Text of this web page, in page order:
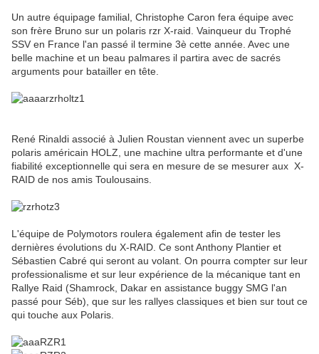
Un autre équipage familial, Christophe Caron fera équipe avec
son frère Bruno sur un polaris rzr X-raid. Vainqueur du Trophé
SSV en France l'an passé il termine 3è cette année. Avec une
belle machine et un beau palmares il partira avec de sacrés
arguments pour batailler en tête.
René Rinaldi associé à Julien Roustan viennent avec un superbe
polaris américain HOLZ, une machine ultra performante et d'une
fiabilité exceptionnelle qui sera en mesure de se mesurer aux X-
RAID de nos amis Toulousains.
L'équipe de Polymotors roulera également afin de tester les
dernières évolutions du X-RAID. Ce sont Anthony Plantier et
Sébastien Cabré qui seront au volant. On pourra compter sur leur
professionalisme et sur leur expérience de la mécanique tant en
Rallye Raid (Shamrock, Dakar en assistance buggy SMG l'an
passé pour Séb), que sur les rallyes classiques et bien sur tout ce
qui touche aux Polaris.